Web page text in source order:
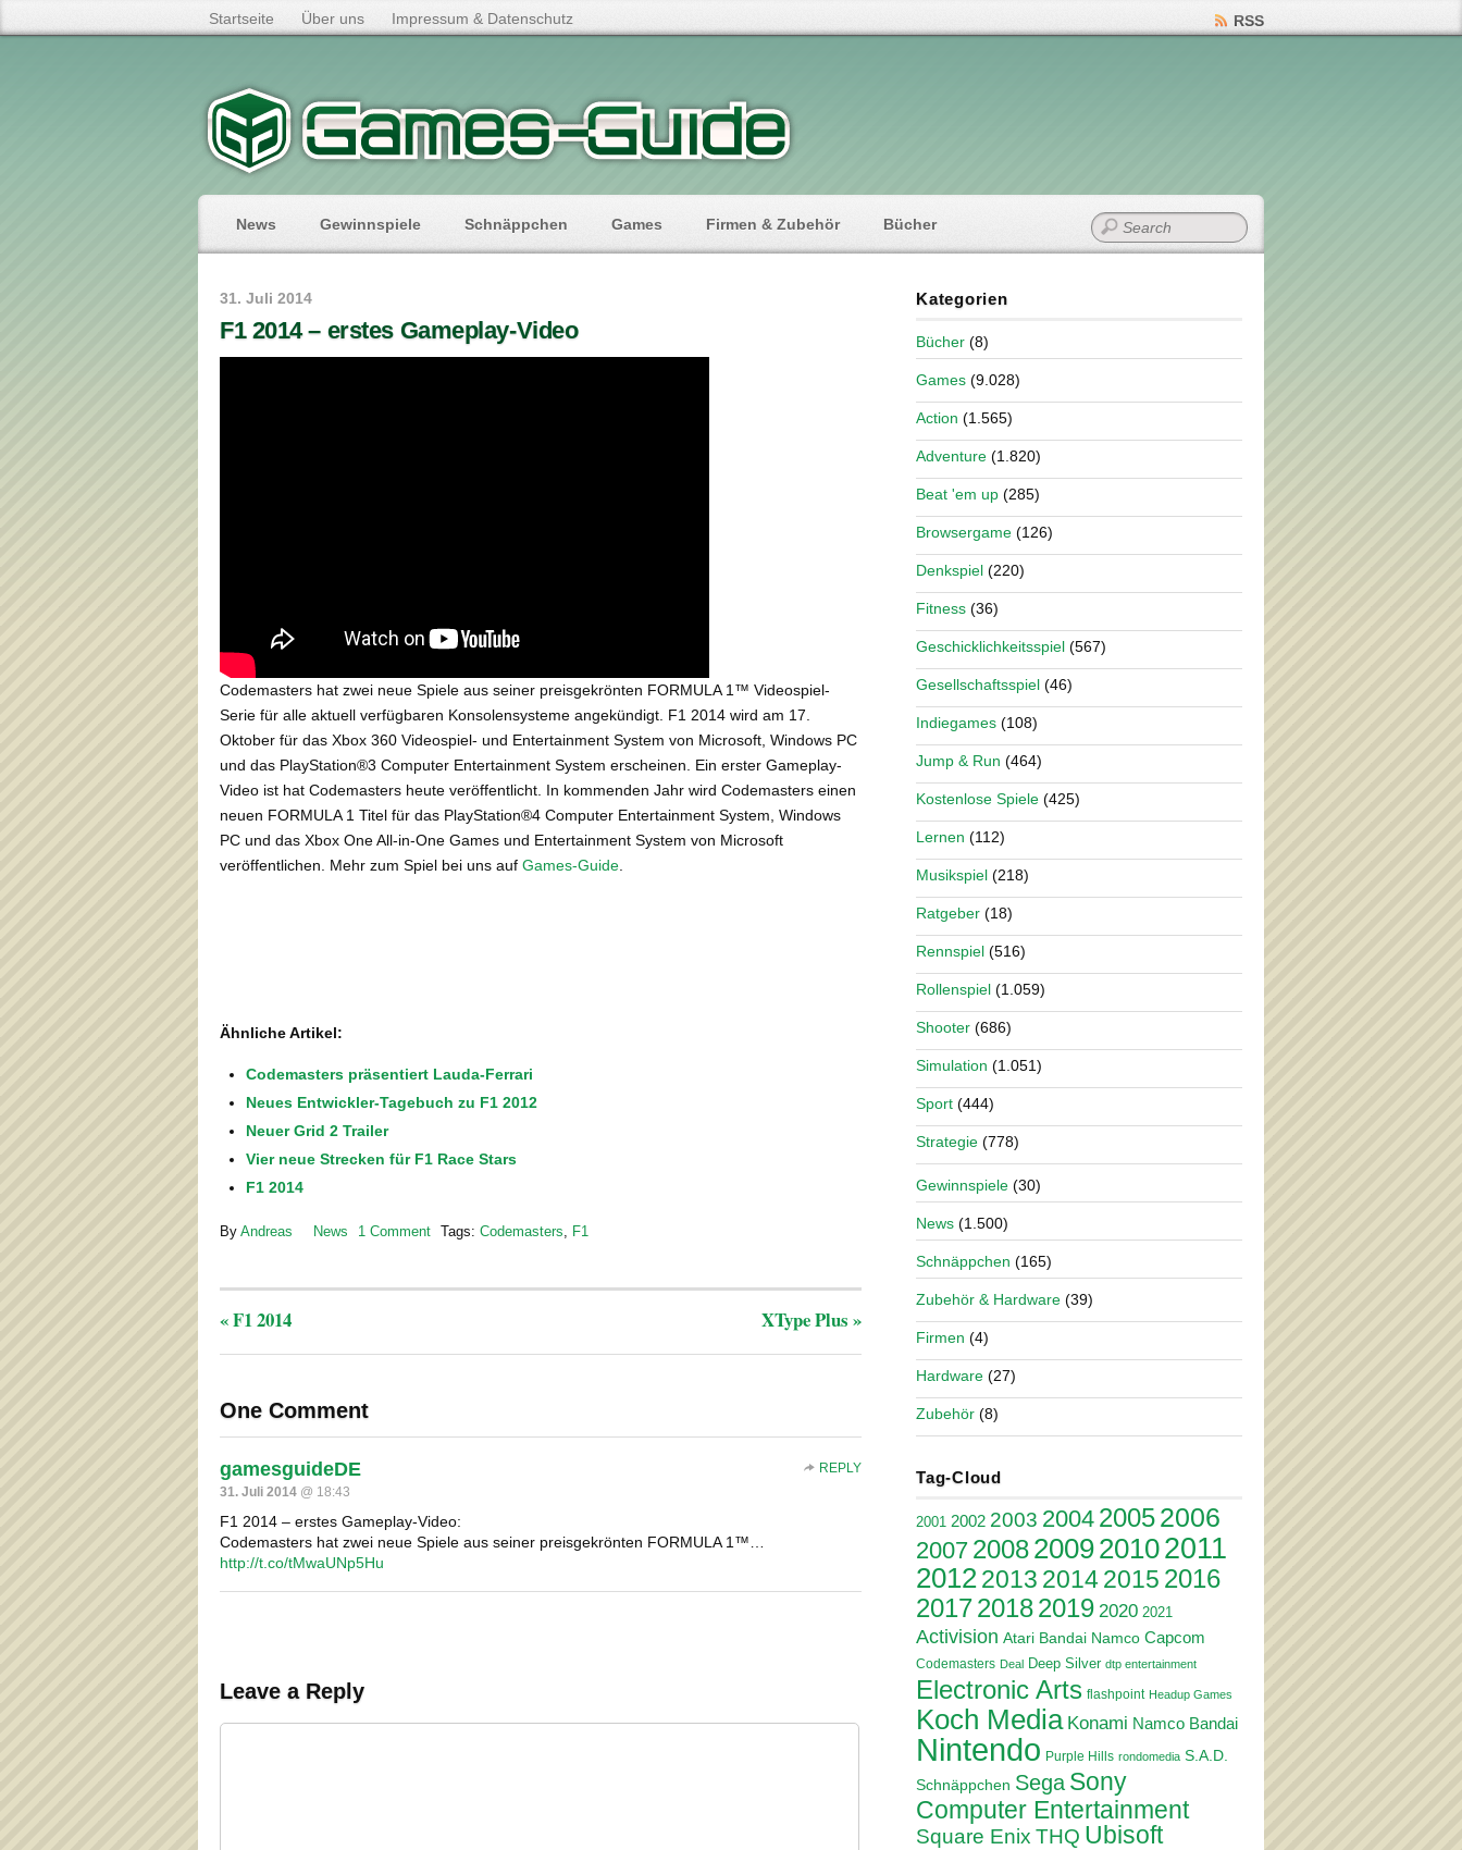
Startseite Über uns Impressum & Datenschutz RSS
News Gewinnspiele Schnäppchen Games Firmen & Zubehör Bücher
31. Juli 2014
F1 2014 – erstes Gameplay-Video
Codemasters hat zwei neue Spiele aus seiner preisgekrönten FORMULA 1™ Videospiel-
Serie für alle aktuell verfügbaren Konsolensysteme angekündigt. F1 2014 wird am 17.
Oktober für das Xbox 360 Videospiel- und Entertainment System von Microsoft, Windows PC
und das PlayStation®3 Computer Entertainment System erscheinen. Ein erster Gameplay-
Video ist hat Codemasters heute veröffentlicht. In kommenden Jahr wird Codemasters einen
neuen FORMULA 1 Titel für das PlayStation®4 Computer Entertainment System, Windows
PC und das Xbox One All-in-One Games und Entertainment System von Microsoft
veröffentlichen. Mehr zum Spiel bei uns auf Games-Guide
Ähnliche Artikel:
Codemasters präsentiert Lauda-Ferrari
Neues Entwickler-Tagebuch zu F1 2012
Neuer Grid 2 Trailer
Vier neue Strecken für F1 Race Stars
F1 2014
By Andreas News 1 Comment Tags: Codemasters, F1
«F1 2014 XType Plus »
One Comment
gamesguideDE
31. Juli 2014 @ 18:43
F1 2014 – erstes Gameplay-Video:
Codemasters hat zwei neue Spiele aus seiner preisgekrönten FORMULA 1™…
http://t.co/tMwaUNp5Hu
REPLY
Leave a Reply
Kategorien
Bücher (8)
Games (9.028)
Action (1.565)
Adventure (1.820)
Beat 'em up (285)
Browsergame (126)
Denkspiel (220)
Fitness (36)
Geschicklichkeitsspiel (567)
Gesellschaftsspiel (46)
Indiegames (108)
Jump & Run (464)
Kostenlose Spiele (425)
Lernen (112)
Musikspiel (218)
Ratgeber (18)
Rennspiel (516)
Rollenspiel (1.059)
Shooter (686)
Simulation (1.051)
Sport (444)
Strategie (778)
Gewinnspiele (30)
News (1.500)
Schnäppchen (165)
Zubehör & Hardware (39)
Firmen (4)
Hardware (27)
Zubehör (8)
Tag-Cloud
2001 2002 2003 2004 20052006
2007 2008200920102011
20122013 20142015 2016
201720182019 2020 2021
Activision Atari Bandai Namco Capcom
Codemasters Deal Deep Silver dtp entertainment
Electronic Arts flashpoint Headup Games
Koch Media Konami Namco Bandai
Nintendo Purple Hills rondomedia S.A.D.
Schnäppchen Sega Sony
Computer Entertainment
Square Enix THQ Ubisoft